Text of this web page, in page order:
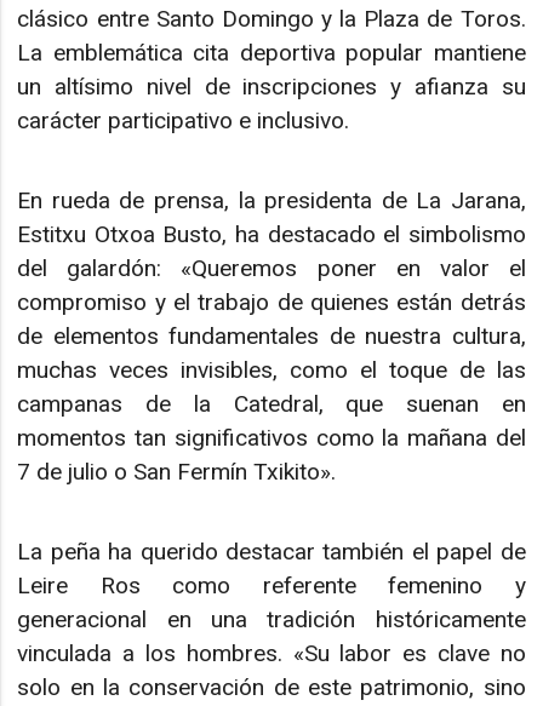
clásico entre Santo Domingo y la Plaza de Toros.
La emblemática cita deportiva popular mantiene
un altísimo nivel de inscripciones y afianza su
carácter participativo e inclusivo.
En rueda de prensa, la presidenta de La Jarana,
Estitxu Otxoa Busto, ha destacado el simbolismo
del galardón: «Queremos poner en valor el
compromiso y el trabajo de quienes están detrás
de elementos fundamentales de nuestra cultura,
muchas veces invisibles, como el toque de las
campanas de la Catedral, que suenan en
momentos tan significativos como la mañana del
7 de julio o San Fermín Txikito».
La peña ha querido destacar también el papel de
Leire Ros como referente femenino y
generacional en una tradición históricamente
vinculada a los hombres. «Su labor es clave no
solo en la conservación de este patrimonio, sino